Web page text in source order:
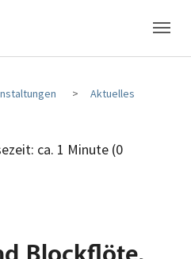
Aktuelles
ca. 1 Minute (0